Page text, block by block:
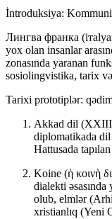
İntroduksiya:
Лингва франка
yox olan insanlar
zonasında yaranan
sosiolingvistika, tarix
Tarixi prototiplər:
Akkad dil
diplomatikada dil
Hattusada
Koine (ἡ κοινὴ
dialekti
olub, elmlər
xristianlıq (Yeni